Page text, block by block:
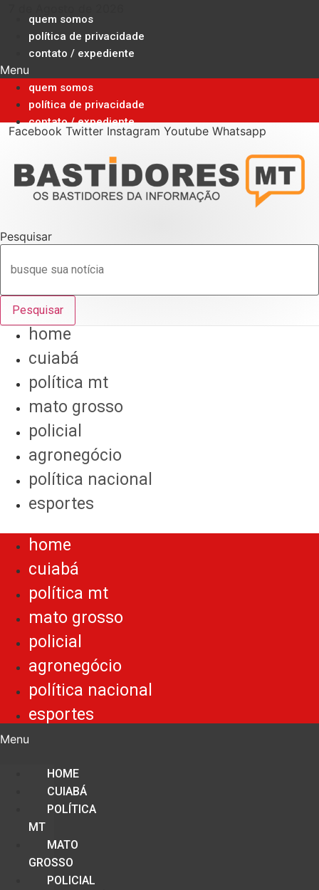
conteúdo
quem somos
política de privacidade
contato / expediente
Menu
quem somos
política de privacidade
contato / expediente
Facebook Twitter Instagram Youtube Whatsapp
Pesquisar
Pesquisar
home
cuiabá
política mt
mato grosso
policial
agronegócio
política nacional
esportes
home
cuiabá
política mt
mato grosso
policial
agronegócio
política nacional
esportes
Menu
HOME
CUIABÁ
POLÍTICA
MT
MATO
GROSSO
POLICIAL